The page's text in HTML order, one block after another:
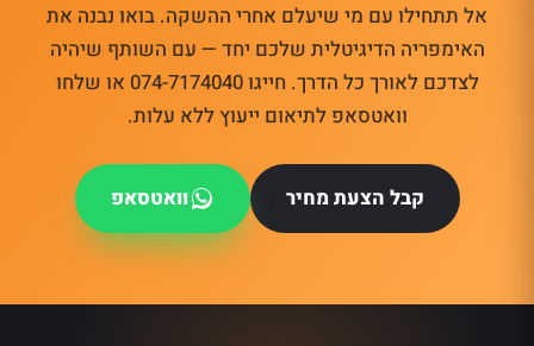
אל תתחילו עם מי שיעלם אחרי ההשקה. בואו נבנה את
האימפריה הדיגיטלית שלכם יחד — עם השותף שיהיה
לצדכם לאורך כל הדרך. חייגו 074-7174040 או שלחו
וואטסאפ לתיאום ייעוץ ללא עלות.
קבל הצעת מחיר וואטסאפ